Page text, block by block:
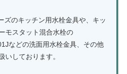
ズのキッチン用水栓金具や、キッ
モスタット混合水栓の
などの洗面用水栓金具、その他
いしております。